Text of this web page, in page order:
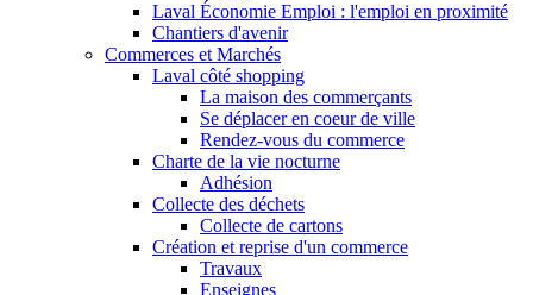
Laval Économie Emploi : l'emploi en proximité
Chantiers d'avenir
Commerces et Marchés
Laval côté shopping
La maison des commerçants
Se déplacer en coeur de ville
Rendez-vous du commerce
Charte de la vie nocturne
Adhésion
Collecte des déchets
Collecte de cartons
Création et reprise d'un commerce
Travaux
Enseignes